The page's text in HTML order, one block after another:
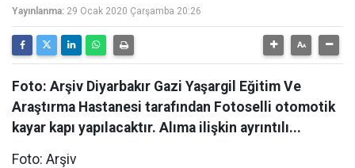
Yayınlanma: 29 Ocak 2020 Çarşamba 20:26
Foto: Arşiv Diyarbakır Gazi Yaşargil Eğitim Ve
Araştırma Hastanesi tarafından Fotoselli otomotik
kayar kapı yapılacaktır. Alıma ilişkin ayrıntılı...
Foto: Arşiv